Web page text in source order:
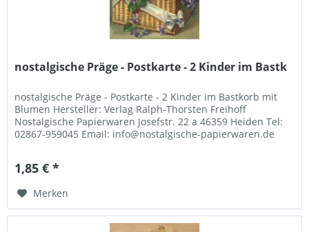
nostalgische Präge - Postkarte - 2 Kinder im Bastk
nostalgische Präge - Postkarte - 2 Kinder im Bastkorb mit
Blumen Hersteller: Verlag Ralph-Thorsten Freihoff
Nostalgische Papierwaren Josefstr. 22 a 46359 Heiden Tel:
02867-959045 Email: info@nostalgische-papierwaren.de
1,85 € *
Merken